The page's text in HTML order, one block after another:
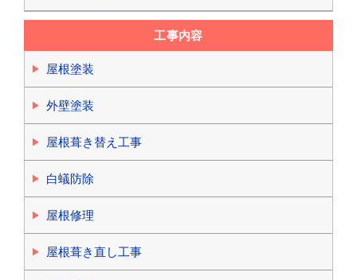
工事内容
屋根塗装
外壁塗装
屋根葺き替え工事
白蟻防除
屋根修理
屋根葺き直し工事